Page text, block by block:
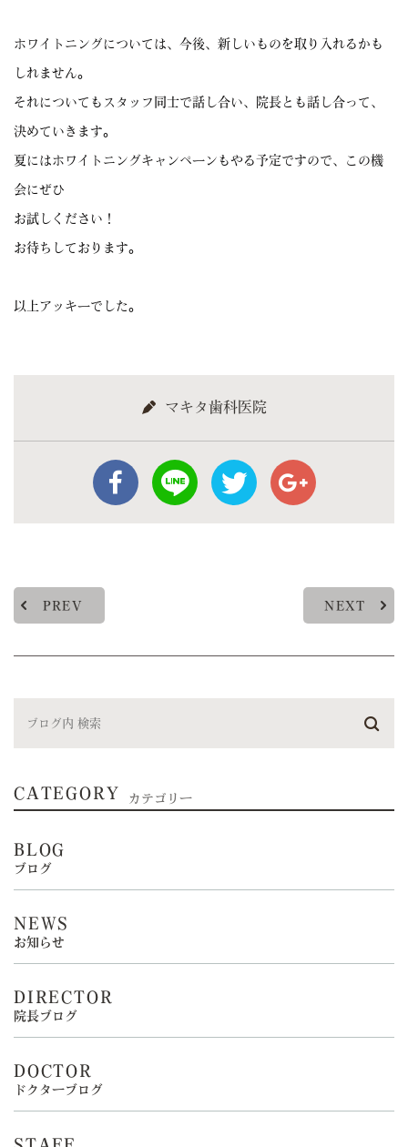
ホワイトニングについては、今後、新しいものを取り入れるかも
しれません。
それについてもスタッフ同士で話し合い、院長とも話し合って、
決めていきます。
夏にはホワイトニングキャンペーンもやる予定ですので、この機
会にぜひ
お試しください！
お待ちしております。
以上アッキーでした。
マキタ歯科医院
PREV NEXT
CATEGORY カテゴリー
BLOG
ブログ
NEWS
お知らせ
DIRECTOR
院長ブログ
DOCTOR
ドクターブログ